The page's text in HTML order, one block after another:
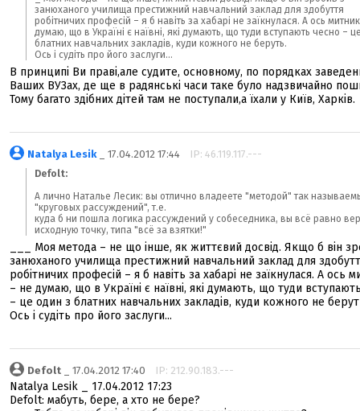
занюханого училища престижний навчальний заклад для здобуття
робітничих професій – я б навіть за хабарі не заїкнулася. А ось
думаю, що в Україні є наївні, які думають, що туди вступають чесно –
блатних навчальних закладів, куди кожного не беруть.
Ось і судіть про його заслуги...
В принципі Ви праві,але судите, основному, по порядках
Ваших ВУЗах, де ще в радянські часи таке було надзвичайно
Тому багато здібних дітей там не поступали,а їхали у Київ, Харків.
Natalya Lesik_ 17.04.2012 17:44 IP: 46.119.117.---
Defolt:
А лично Наталье Лесик: вы отлично владеете "методой" так
"круговых рассуждений", т.е.
куда б ни пошла логика рассуждений у собеседника, вы всё равно
исходную точку, типа "всё за взятки!"
___ Моя метода – не що інше, як життєвий досвід. Якщо б він
занюханого училища престижний навчальний заклад для
робітничих професій – я б навіть за хабарі не заїкнулася. А ось
– не думаю, що в Україні є наївні, які думають, що туди
– це один з блатних навчальних закладів, куди кожного не
Ось і судіть про його заслуги...
Defolt _ 17.04.2012 17:40 IP: 212.90.183.---
Natalya Lesik _ 17.04.2012 17:23
Defolt: мабуть, бере, а хто не бере?